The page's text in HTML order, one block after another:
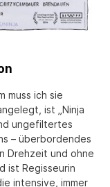
muss ich sie
ist „Ninja
ungefiltertes
– überbordendes
Drehzeit und ohne
ist Regisseurin
intensive, immer